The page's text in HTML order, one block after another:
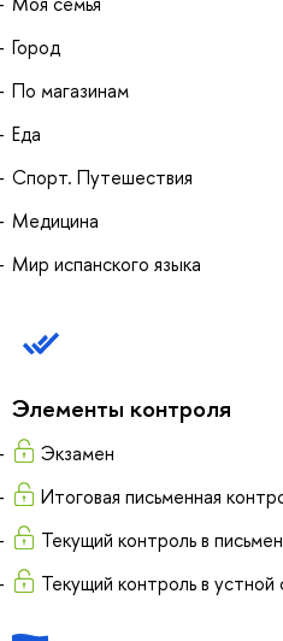
Город
По магазинам
Еда
Спорт. Путешествия
Медицина
Мир испанского языка
Элементы контроля
Экзамен
Итоговая письменная
Текущий контроль в
Текущий контроль в